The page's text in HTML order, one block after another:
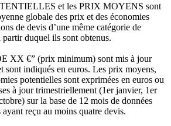
et les PRIX MOYENS sont
globale des prix et des économies
de devis d’une même catégorie de
partir duquel ils sont obtenus.
XX €” (prix minimum) sont mis à jour
sont indiqués en euros. Les prix moyens,
potentielles sont exprimées en euros ou
à jour trimestriellement (1er janvier, 1er
sur la base de 12 mois de données
reçu au moins quatre devis.